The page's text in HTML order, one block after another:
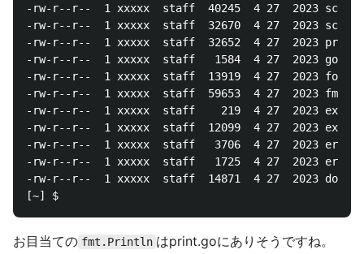
-rw-r--r--  1 xxxxx  staff  40245  4 27  2023
-rw-r--r--  1 xxxxx  staff  32670  4 27  2023
-rw-r--r--  1 xxxxx  staff  32652  4 27  2023
-rw-r--r--  1 xxxxx  staff   1584  4 27  2023
-rw-r--r--  1 xxxxx  staff  13919  4 27  2023
-rw-r--r--  1 xxxxx  staff  59653  4 27  2023
-rw-r--r--  1 xxxxx  staff    219  4 27  2023
-rw-r--r--  1 xxxxx  staff  12099  4 27  2023
-rw-r--r--  1 xxxxx  staff   3706  4 27  2023
-rw-r--r--  1 xxxxx  staff   1725  4 27  2023
-rw-r--r--  1 xxxxx  staff  14871  4 27  2023 doc.go
お目当ての fmt.Println はprint.goにありそうですね。